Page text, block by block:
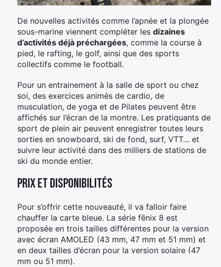
De nouvelles activités comme l’apnée et la plongée
sous-marine viennent compléter les dizaines
d’activités déjà préchargées, comme la course à
pied, le rafting, le golf, ainsi que des sports
collectifs comme le football.
Pour un entrainement à la salle de sport ou chez
soi, des exercices animés de cardio, de
musculation, de yoga et de Pilates peuvent être
affichés sur l’écran de la montre. Les pratiquants de
sport de plein air peuvent enregistrer toutes leurs
sorties en snowboard, ski de fond, surf, VTT… et
suivre leur activité dans des milliers de stations de
ski du monde entier.
Prix et disponibilités
Pour s’offrir cette nouveauté, il va falloir faire
chauffer la carte bleue. La série fēnix 8 est
proposée en trois tailles différentes pour la version
avec écran AMOLED (43 mm, 47 mm et 51 mm) et
en deux tailles d’écran pour la version solaire (47
mm ou 51 mm).
×
Rechercher